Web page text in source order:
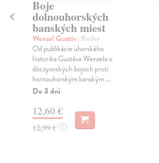
Boje
dolnouhorských
banských miest
Wenzel Gustáv| Kniha
Od publikácie uhorského
historika Gustáva Wenzela o
dóczyovských bojoch proti
hornouhorským banským ...
Do 3 dní
12,60 €
12,99 € ?